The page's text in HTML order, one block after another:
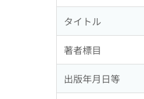
タイトル
著者標目
出版年月日等